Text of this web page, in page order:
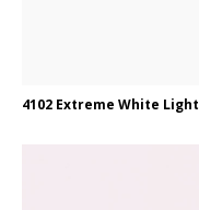
4102 Extreme White Light